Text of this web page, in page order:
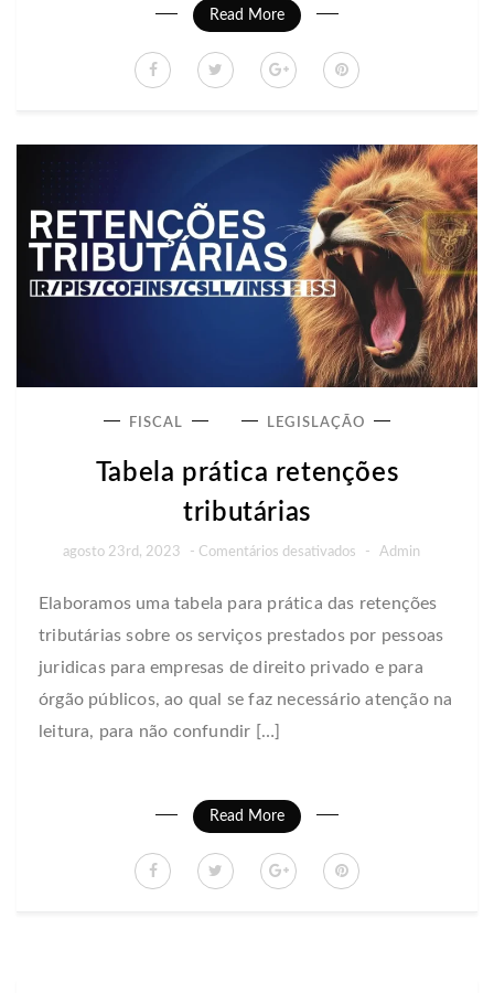
Read More
FISCAL LEGISLAÇÃO
Tabela prática retenções
tributárias
agosto 23rd, 2023 - Comentários desativados em
prática
retenções
tributárias
- Admin
Elaboramos uma tabela para prática das retenções
tributárias sobre os serviços prestados por pessoas
juridicas para empresas de direito privado e para
órgão públicos, ao qual se faz necessário atenção na
leitura, para não confundir […]
Read More